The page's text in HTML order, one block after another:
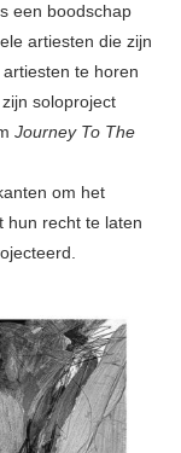
een boodschap
artiesten die zijn
te horen
soloproject
Journey To The
om het
hun recht te laten